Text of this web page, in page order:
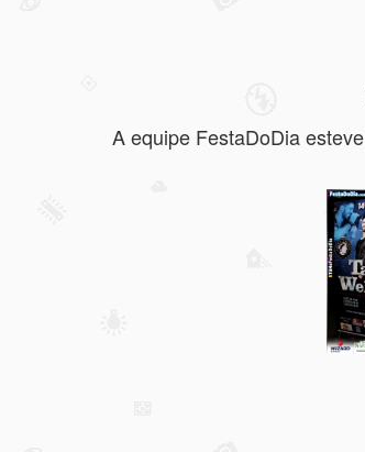
A equipe FestaDoDia